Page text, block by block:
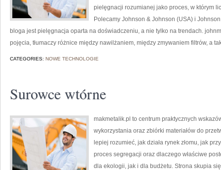
pielęgnacji rozumianej jako proces, w którym
Polecamy Johnson & Johnson (USA) i
bloga jest pielęgnacja oparta na doświadczeniu, a nie tylko na trendach.
pojęcia, tłumaczy różnice między nawilżaniem, między zmywaniem filtrów, a
CATEGORIES: NOWE TECHNOLOGIE
Surowce wtórne
makmetalik.pl to centrum praktycznych
wykorzystania oraz zbiórki materiałów do
lepiej rozumieć, jak działa rynek złomu, jak
proces segregacji oraz dlaczego właściwe
dla ekologii, jak i dla budżetu. Strona skupia